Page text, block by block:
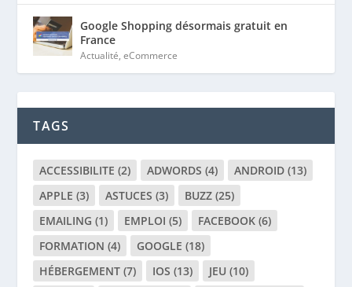
Google Shopping désormais gratuit en
France
Actualité,eCommerce
TAGS
ACCESSIBILITE (2) ADWORDS (4) ANDROID (13)
APPLE (3) ASTUCES (3) BUZZ (25)
EMAILING (1) EMPLOI (5) FACEBOOK (6)
FORMATION (4) GOOGLE (18)
HÉBERGEMENT (7) IOS (13) JEU (10)